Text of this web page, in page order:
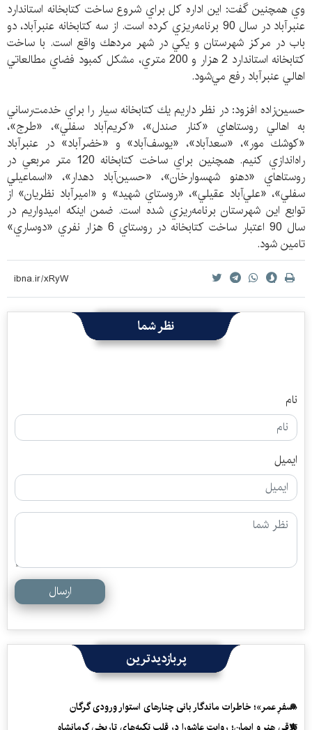
وي همچنين گفت: اين اداره كل براي شروع ساخت كتابخانه استاندارد
عنبرآباد در سال 90 برنامه‌ريزي كرده است. از سه كتابخانه عنبرآباد، دو
باب در مركز شهرستان و يكي در شهر مردهك واقع است. با ساخت
كتابخانه استاندارد 2 هزار و 200 متري، مشكل كمبود فضاي مطالعاتي
اهالي عنبرآباد رفع مي‌شود.
حسين‌زاده افزود: در نظر داريم يك كتابخانه سيار را براي خدمت‌رساني
به اهالي روستاهاي «كنار صندل»، «كريم‌آباد سفلي»، «طرج»،
«كوشك مور»، «سعدآباد»، «يوسف‌آباد» و «خضرآباد» در عنبرآباد
راه‌اندازي كنيم. همچنين براي ساخت كتابخانه 120 متر مربعي در
روستاهاي «دهنو شهسوارخان»، «حسين‌آباد دهدار»، «اسماعيلي
سفلي»، «علي‌آباد عقيلي»، «روستاي شهيد» و «اميرآباد نظريان» از
توابع اين شهرستان برنامه‌ريزي شده است. ضمن اينكه اميدواريم در
سال 90 اعتبار ساخت كتابخانه در روستاي 6 هزار نفري «دوساري»
تامين شود.
نظر شما
نام
ایمیل
ارسال
پربازدیدترین
«سفرِ عمر»؛ خاطرات ماندگار بانی چنارهای استوار ورودی گرگان